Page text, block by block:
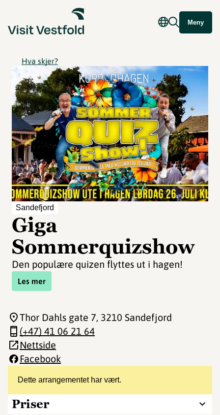
Meny
Hva skjer?
Sandefjord
Giga
Sommerquizshow
Den populære quizen flyttes ut i hagen!
Les mer
Dette arrangementet har vært.
Priser
Thor Dahls gate 7, 3210 Sandefjord
(+47) 41 06 21 64
Nettside
Facebook